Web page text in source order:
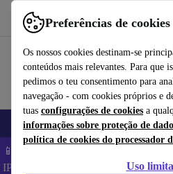
Preferências de cookies
Os nossos cookies destinam-se
conteúdos mais relevantes. Para que
pedimos o teu consentimento para
navegação - com cookies próprios e
tuas configurações de cookies a
informações sobre proteção de
política de cookies do processador
Uso
Use o refurbed de forma rápida e fácil
Telemóveis Computadores Portáteis
📱 Poupa 5% EXTRA em todos os
IPHONEDEAL –